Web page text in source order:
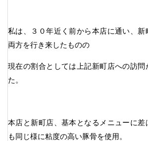
私は、３０年近く前から本店に通い、新
両方を行き来したものの
現在の割合としては上記新町店への訪問
た。
本店と新町店、基本となるメニューに
も同じ様に粘度の高い豚骨を使用。